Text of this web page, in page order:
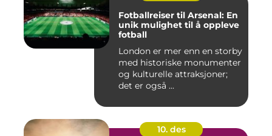
Fotballreiser til Arsenal: En
unik mulighet til å oppleve
fotball
London er mer enn en storby
med historiske monumenter
og kulturelle attraksjoner;
det er også ...
10. des